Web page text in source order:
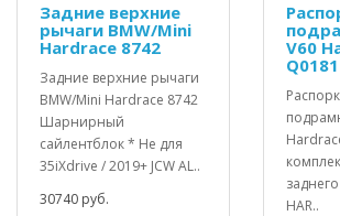
Задние верхние
рычаги BMW/Mini
Hardrace 8742
Задние верхние рычаги
BMW/Mini Hardrace 8742
Шарнирный
сайлентблок * Не для
35iXdrive / 2019+ JCW AL..
30740 руб.
V60
Q0181
HAR..